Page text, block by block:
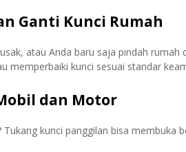
Ganti Kunci Rumah
atau Anda baru saja pindah
memperbaiki kunci sesuai standar
dan Motor
Tukang kunci panggilan bisa membuka